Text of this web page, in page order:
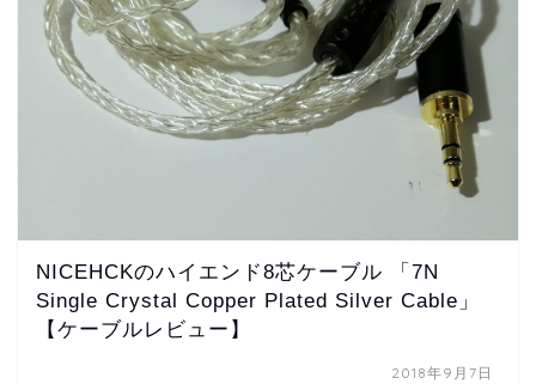
NICEHCKのハイエンド8芯ケーブル 「7N
Single Crystal Copper Plated Silver Cable」
【ケーブルレビュー】
2018年9月7日